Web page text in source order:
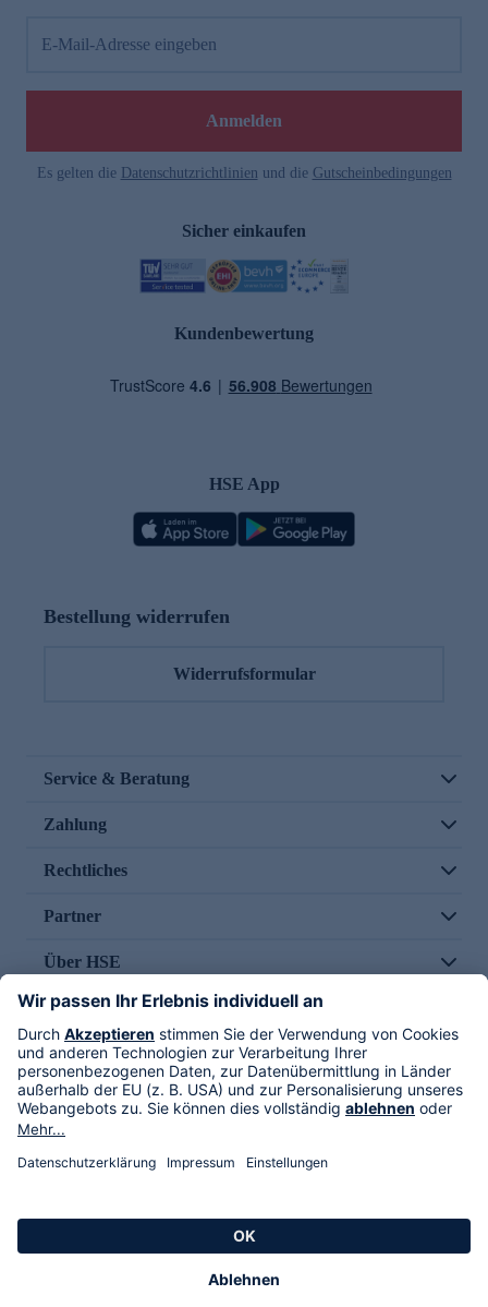
E-Mail-Adresse eingeben
Anmelden
Es gelten die Datenschutzrichtlinien und die Gutscheinbedingungen
Sicher einkaufen
Kundenbewertung
HSE App
Bestellung widerrufen
Widerrufsformular
Service & Beratung
Zahlung
Rechtliches
Partner
Über HSE
Im TV
HSE International